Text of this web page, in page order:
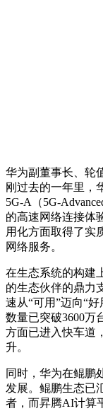
华为副董事长、轮
刚过去的一年里，
5G-A（5G-
的高速网络连接体
用化方面取得了实
网络服务。
在生态系统的构建
的生态伙伴的鼎力
速从“可用”迈向“
数量已突破3600万
方面已进入快车道
升。
同时，华为在鲲鹏
发展。鲲鹏生态已
者，而昇腾AI计算